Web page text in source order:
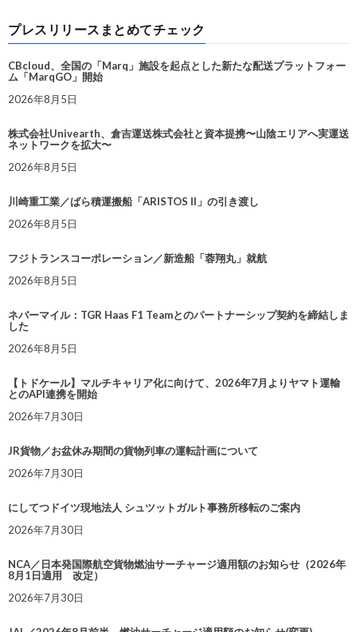
プレスリリースまとめてチェック
CBcloud、全国の「Marq」施設を起点とした新たな配送プラットフォー
ム「MarqGO」開始
2026年8月5日
株式会社Univearth、倉吉運送株式会社と資本提携〜山陰エリアへ実運送
ネットワークを拡大〜
2026年8月5日
川崎重工業／ばら積運搬船「ARISTOS II」の引き渡し
2026年8月5日
フジトランスコーポレーション／新造船「蓉翔丸」就航
2026年8月5日
ネバーマイル：TGR Haas F1 Teamとのパートナーシップ契約を締結しま
した
2026年8月5日
【トドケール】マルチキャリア化に向けて、2026年7月よりヤマト運輸
とのAPI連携を開始
2026年7月30日
JR貨物／お盆休み期間の貨物列車の運転計画について
2026年7月30日
にしてつドイツ現地法人 シュツットガルト事務所移転のご案内
2026年7月30日
NCA／日本発国際航空貨物燃油サーチャージ適用額のお知らせ（2026年
8月1日適用 改定）
2026年7月30日